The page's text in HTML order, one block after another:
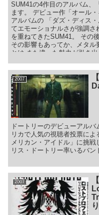
SUM41の4作目のアルバム、
ます。 デビュー作「オール
アルバムの 「ダズ・ディス
てエモーショナルさが強調
を重ねてきたSUM41。 その
その影響もあってか、メタル
とは また違った魅力が引き
2007
ドートリーのデビューアル
リカで人気の視聴者投票に
メリカン・アイドル」に挑
リス・ドートリー率いるバン
2007